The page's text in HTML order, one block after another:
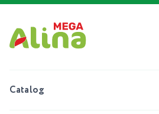
Catalog